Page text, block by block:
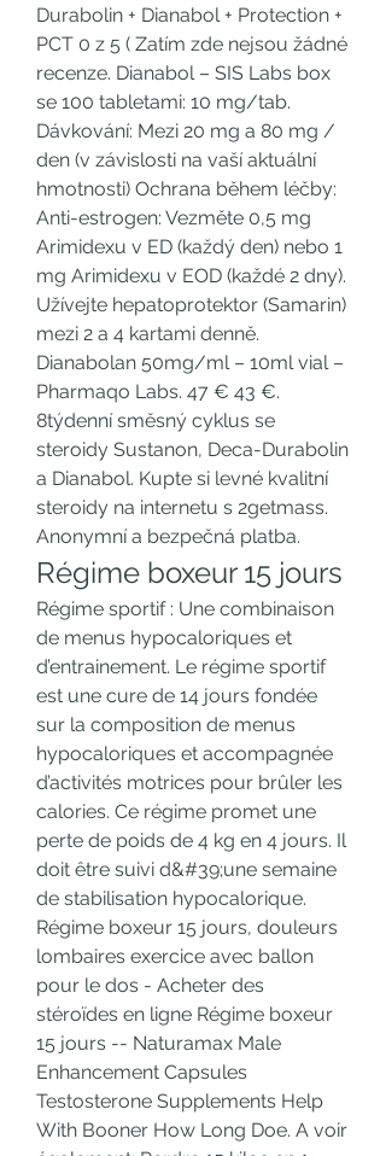
Durabolin + Dianabol + Protection +
PCT 0 z 5 ( Zatím zde nejsou žádné
recenze. Dianabol – SIS Labs box
se 100 tabletami: 10 mg/tab.
Dávkování: Mezi 20 mg a 80 mg /
den (v závislosti na vaší aktuální
hmotnosti) Ochrana během léčby:
Anti-estrogen: Vezměte 0,5 mg
Arimidexu v ED (každý den) nebo 1
mg Arimidexu v EOD (každé 2 dny).
Užívejte hepatoprotektor (Samarin)
mezi 2 a 4 kartami denně.
Dianabolan 50mg/ml – 10ml vial –
Pharmaqo Labs. 47 € 43 €.
8týdenní směsný cyklus se
steroidy Sustanon, Deca-Durabolin
a Dianabol. Kupte si levné kvalitní
steroidy na internetu s 2getmass.
Anonymní a bezpečná platba.
Régime boxeur 15 jours
Régime sportif : Une combinaison
de menus hypocaloriques et
d’entrainement. Le régime sportif
est une cure de 14 jours fondée
sur la composition de menus
hypocaloriques et accompagnée
d’activités motrices pour brûler les
calories. Ce régime promet une
perte de poids de 4 kg en 4 jours. Il
doit être suivi d&#39;une semaine
de stabilisation hypocalorique.
Régime boxeur 15 jours, douleurs
lombaires exercice avec ballon
pour le dos - Acheter des
stéroïdes en ligne Régime boxeur
15 jours -- Naturamax Male
Enhancement Capsules
Testosterone Supplements Help
With Booner How Long Doe. A voir